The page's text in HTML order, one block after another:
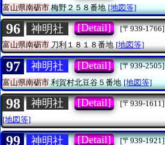
富山県南砺市梅野２５８番地 [地図等]
96 神明社 [Detail]
[〒939-1766]
富山県南砺市刀利１８１８番地 [地図等]
97 神明社 [Detail]
[〒939-2505]
富山県南砺市利賀村北豆谷５番地 [地図等]
98 神明社 [Detail] [〒939-1611]
[地図等]
99 神明社 [Detail] [〒939-1921]